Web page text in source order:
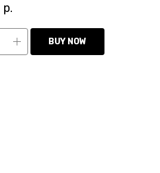
р.
BUY NOW